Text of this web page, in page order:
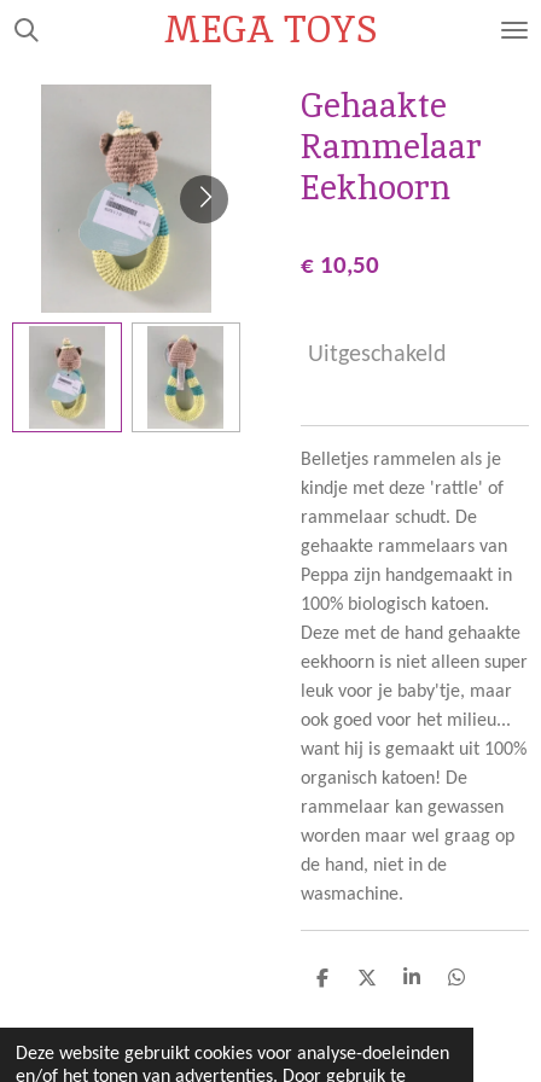
Deze website gebruikt cookies voor analyse-doeleinden
en/of het tonen van advertenties. Door gebruik te
Ga
naar
hoofdinhoud
MEGA TOYS
Gehaakte
Rammelaar
Eekhoorn
€ 10,50
Uitgeschakeld
Belletjes rammelen als je
kindje met deze 'rattle' of
rammelaar schudt. De
gehaakte rammelaars van
Peppa zijn handgemaakt in
100% biologisch katoen.
Deze met de hand gehaakte
eekhoorn is niet alleen super
leuk voor je baby'tje, maar
ook goed voor het milieu...
want hij is gemaakt uit 100%
organisch katoen! De
rammelaar kan gewassen
worden maar wel graag op
de hand, niet in de
wasmachine.
D
l
e
D
e
l
S
a
r
D
l